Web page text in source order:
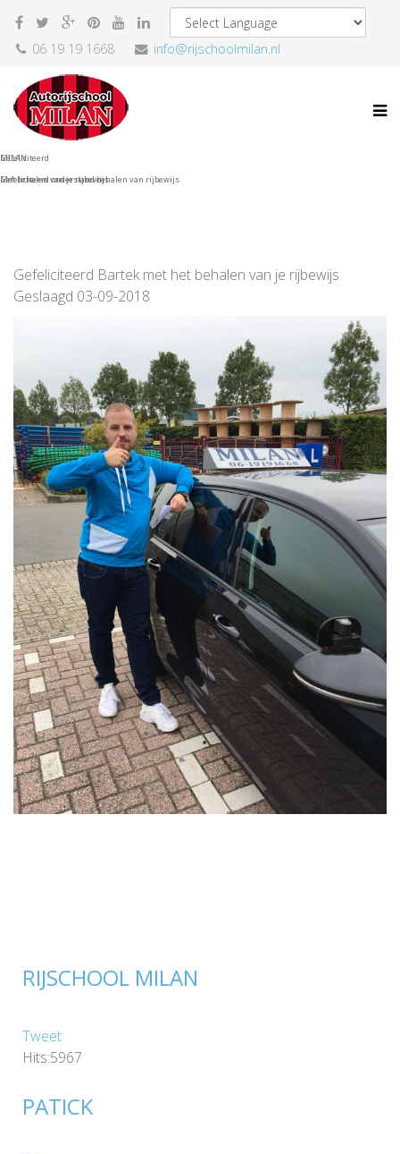
06 19 19 1668 info@rijschoolmilan.nl
Gefeliciteerd
Met behalen van je rijbewijs
MILAN
Gefeliciteerd onderstand behalen van rijbewijs
Gefeliciteerd Bartek met het behalen van je rijbewijs
Geslaagd 03-09-2018
RIJSCHOOL MILAN
Tweet
Hits:5967
PATICK